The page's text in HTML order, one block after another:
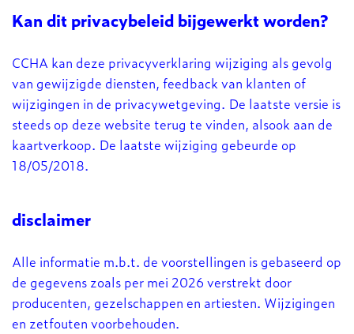
Kan dit privacybeleid bijgewerkt worden?
CCHA kan deze privacyverklaring wijziging als gevolg
van gewijzigde diensten, feedback van klanten of
wijzigingen in de privacywetgeving. De laatste versie is
steeds op deze website terug te vinden, alsook aan de
kaartverkoop. De laatste wijziging gebeurde op
18/05/2018.
disclaimer
Alle informatie m.b.t. de voorstellingen is gebaseerd op
de gegevens zoals per mei 2026 verstrekt door
producenten, gezelschappen en artiesten. Wijzigingen
en zetfouten voorbehouden.